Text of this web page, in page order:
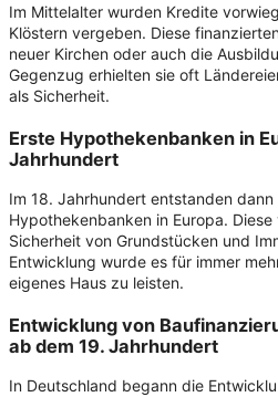
Im Mittelalter wurden Kredite
Klöstern vergeben. Diese
neuer Kirchen oder auch die
Gegenzug erhielten sie oft
als Sicherheit.
Erste Hypothekenbanken in
Jahrhundert
Im 18. Jahrhundert entstanden
Hypothekenbanken in Europa.
Sicherheit von Grundstücken und
Entwicklung wurde es für immer
eigenes Haus zu leisten.
Entwicklung von
ab dem 19. Jahrhundert
In Deutschland begann die